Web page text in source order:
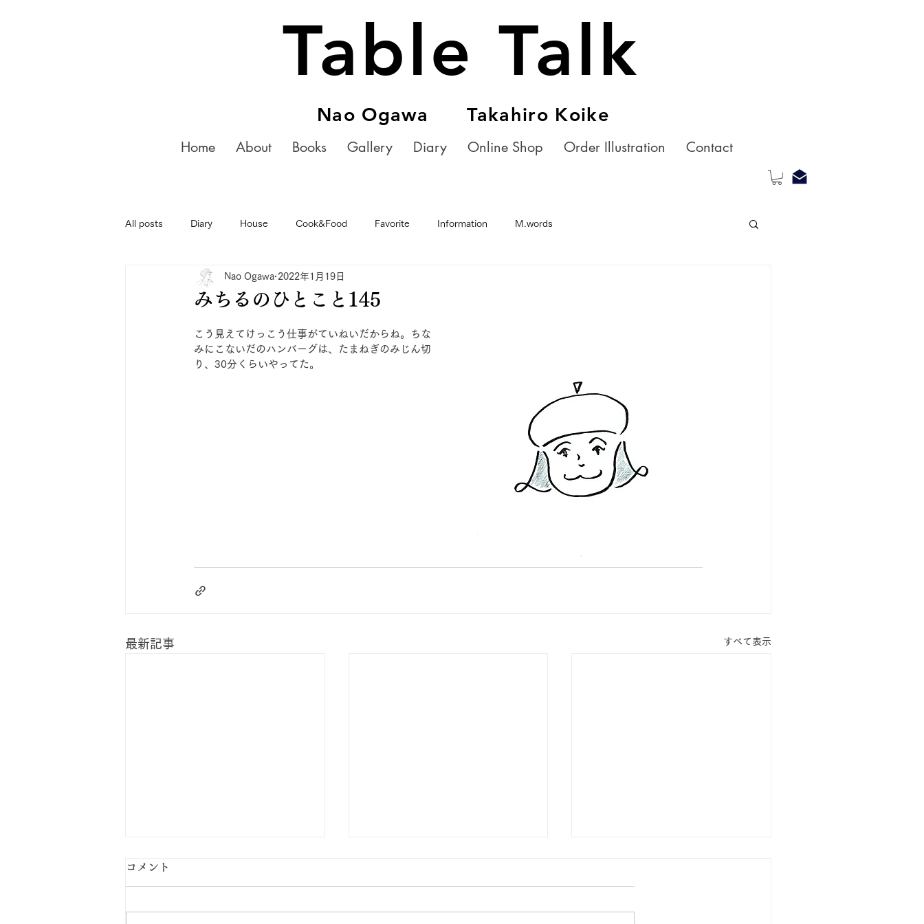
Table Talk
Nao Ogawa Takahiro Koike
Home About Books Gallery Diary Online Shop Order Illustration Contact
All posts Diary House Cook&Food Favorite Information M.words
みちるのひとこと145
Nao Ogawa 2022年1月19日
こう見えてけっこう仕事がていねいだからね。ちな
みにこないだのハンバーグは、たまねぎのみじん切
り、30分くらいやってた。
最新記事 すべて表示
コメント